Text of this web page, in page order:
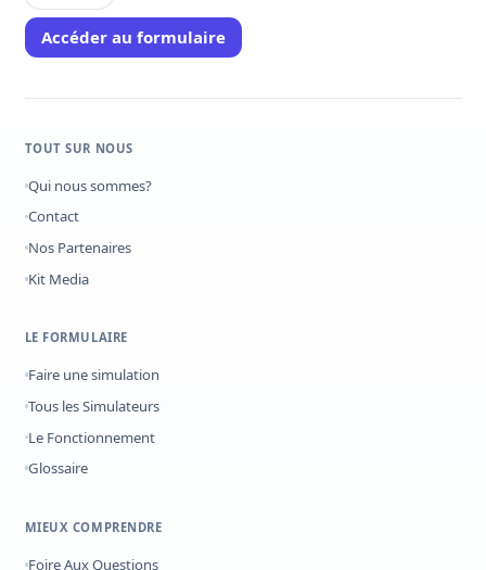
Accéder au formulaire
TOUT SUR NOUS
Qui nous sommes?
Contact
Nos Partenaires
Kit Media
LE FORMULAIRE
Faire une simulation
Tous les Simulateurs
Le Fonctionnement
Glossaire
MIEUX COMPRENDRE
Foire Aux Questions